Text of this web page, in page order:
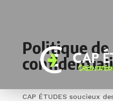
Politique de
CAP ÉTUDES soucieux